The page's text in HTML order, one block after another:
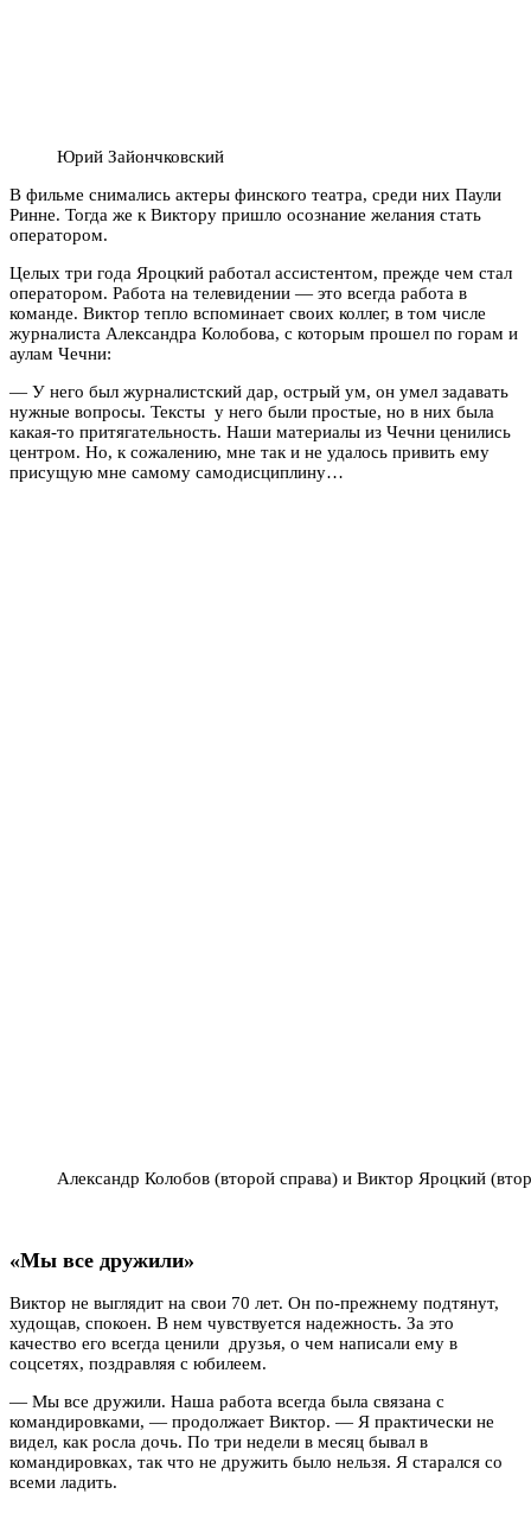
Юрий Зайончковский
В фильме снимались актеры финского театра, среди них Паули
Ринне. Тогда же к Виктору пришло осознание желания стать
оператором.
Целых три года Яроцкий работал ассистентом, прежде чем стал
оператором. Работа на телевидении — это всегда работа в
команде. Виктор тепло вспоминает своих коллег, в том числе
журналиста Александра Колобова, с которым прошел по горам и
аулам Чечни:
— У него был журналистский дар, острый ум, он умел задавать
нужные вопросы. Тексты у него были простые, но в них была
какая-то притягательность. Наши материалы из Чечни ценились
центром. Но, к сожалению, мне так и не удалось привить ему
присущую мне самому самодисциплину…
Александр Колобов (второй справа) и Виктор Яроцкий
«Мы все дружили»
Виктор не выглядит на свои 70 лет. Он по-прежнему подтянут,
худощав, спокоен. В нем чувствуется надежность. За это
качество его всегда ценили друзья, о чем написали ему в
соцсетях, поздравляя с юбилеем.
— Мы все дружили. Наша работа всегда была связана с
командировками, — продолжает Виктор. — Я практически не
видел, как росла дочь. По три недели в месяц бывал в
командировках, так что не дружить было нельзя. Я старался со
всеми ладить.